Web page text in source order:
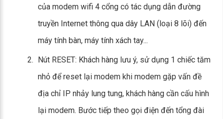
của modem wifi 4 cổng có tác dụng dẫn đường
truyền Internet thông qua dây LAN (loại 8 lõi) đến
máy tính bàn, máy tính xách tay...
Nút RESET: Khách hàng lưu ý, sử dụng 1 chiếc tăm
nhỏ để reset lại modem khi modem gặp vấn đề
địa chỉ IP nhảy lung tung, khách hàng cần cấu hình
lại modem. Bước tiếp theo gọi điện đến tổng đài